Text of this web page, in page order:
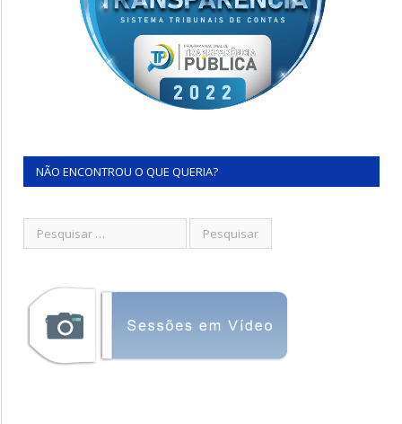
NÃO ENCONTROU O QUE QUERIA?